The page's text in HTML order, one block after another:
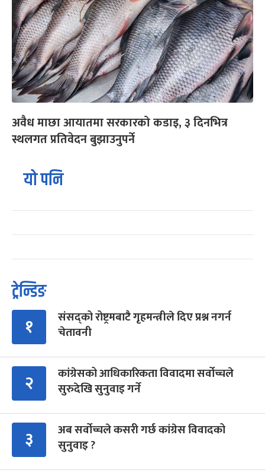
अवैध माछा आयातमा सरकारको कडाइ, ३ दिनभित्र
स्थलगत प्रतिवेदन बुझाउनुपर्ने
यो पनि
ट्रेन्डिङ
१
संसद्को रोष्ट्रमबाटै गृहमन्त्रीले दिए प्रश्न नगर्न
चेतावनी
२
कांग्रेसको आधिकारिकता विवादमा सर्वोच्चले
सुरुदेखि सुनुवाइ गर्ने
३
अब सर्वोच्चले कसरी गर्छ कांग्रेस विवादको
सुनुवाइ ?